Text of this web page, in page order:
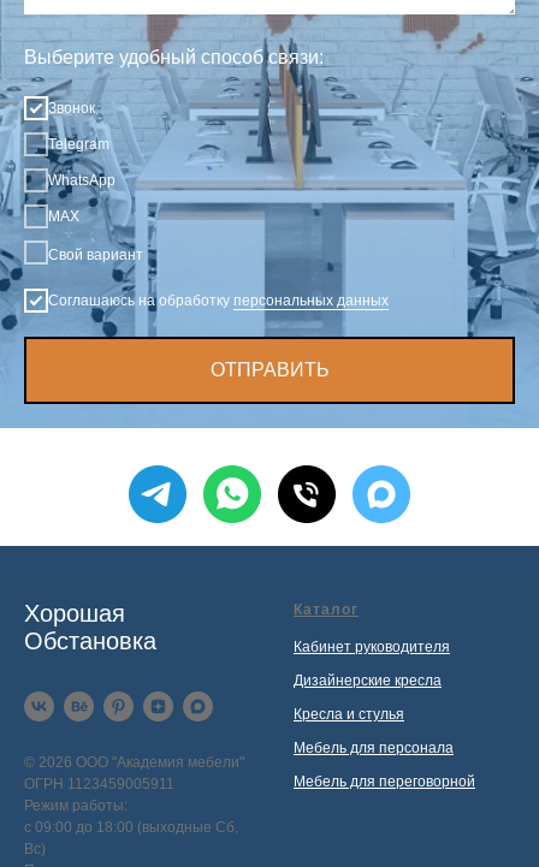
Выберите удобный способ связи:
Звонок
Telegram
WhatsApp
MAX
Свой вариант
Соглашаюсь на обработку персональных данных
ОТПРАВИТЬ
Хорошая
Обстановка
© 2026 ООО "Академия мебели"
ОГРН 1123459005911
Режим работы:
с 09:00 до 18:00 (выходные Сб,
Вс)
Каталог
Кабинет руководителя
Дизайнерские кресла
Кресла и стулья
Мебель для персонала
Мебель для переговорной